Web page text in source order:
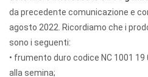
da precedente comunicazione e
agosto 2022. Ricordiamo che i
sono i seguenti:
• frumento duro codice NC 1001
alla semina;